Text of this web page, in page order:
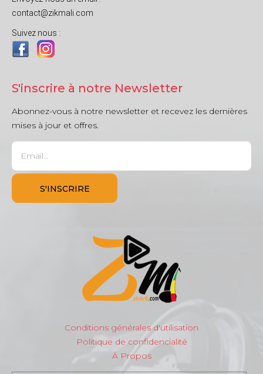
contact@zikmali.com
Suivez nous :
S'inscrire à notre Newsletter
Abonnez-vous à notre newsletter et recevez les dernières
mises à jour et offres.
Conditions générales d'utilisation
Politique de confidencialité
À Propos